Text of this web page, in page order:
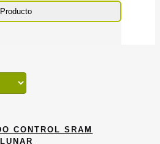
CONTROL SRAM